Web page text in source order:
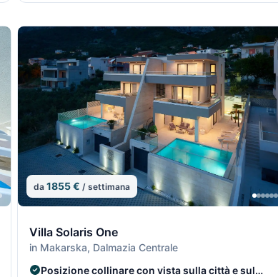
da 1855 € / settimana
Villa Solaris One
in Makarska, Dalmazia Centrale
Posizione collinare con vista sulla città e sul